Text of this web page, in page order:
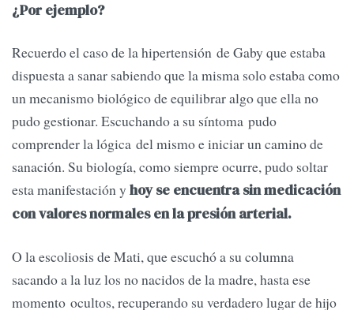
¿Por ejemplo?
Recuerdo el caso de la hipertensión de Gaby que estaba
dispuesta a sanar sabiendo que la misma solo estaba como
un mecanismo biológico de equilibrar algo que ella no
pudo gestionar. Escuchando a su síntoma pudo
comprender la lógica del mismo e iniciar un camino de
sanación. Su biología, como siempre ocurre, pudo soltar
esta manifestación y hoy se encuentra sin medicación
con valores normales en la presión arterial.
O la escoliosis de Mati, que escuchó a su columna
sacando a la luz los no nacidos de la madre, hasta ese
momento ocultos, recuperando su verdadero lugar de hijo